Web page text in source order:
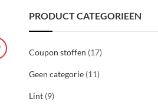
PRODUCT CATEGORIEËN
Coupon stoffen (17)
Geen categorie (11)
Lint (9)